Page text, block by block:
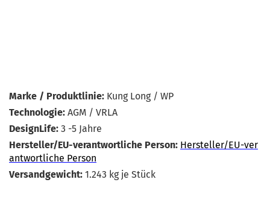
Marke / Produktlinie: Kung Long / WP
Technologie: AGM / VRLA
DesignLife: 3 -5 Jahre
Hersteller/EU-verantwortliche Person: Hersteller/EU-ver
antwortliche Person
Versandgewicht: 1.243 kg je Stück